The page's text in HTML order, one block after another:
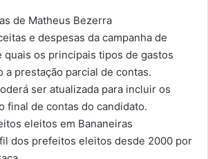
de Matheus Bezerra
e despesas da campanha de
quais os principais tipos de gastos
a prestação parcial de contas.
ser atualizada para incluir os
final de contas do candidato.
eleitos em Bananeiras
dos prefeitos eleitos desde 2000 por